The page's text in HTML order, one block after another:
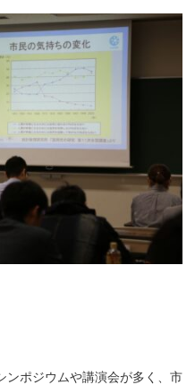
ンポジウムや講演会が多く、市